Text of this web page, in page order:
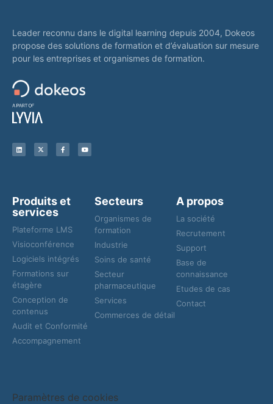
Leader reconnu dans le digital learning depuis 2004, Dokeos
propose des solutions de formation et d’évaluation sur mesure
pour les entreprises et organismes de formation.
Produits et
services
Plateforme LMS
Visioconférence
Logiciels intégrés
Formations sur
étagère
Conception de
contenus
Audit et Conformité
Accompagnement
Secteurs
Organismes de
formation
Industrie
Soins de santé
Secteur
pharmaceutique
Services
Commerces de détail
A propos
La société
Recrutement
Support
Base de
connaissance
Etudes de cas
Contact
Paramètres de cookies